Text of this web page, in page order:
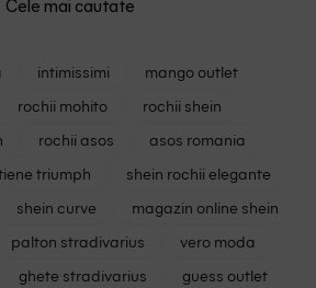
Cele mai cautate
intimissimi
mango outlet
rochii mohito
rochii shein
rochii asos
asos romania
triumph
shein rochii elegante
shein curve
magazin online shein
palton stradivarius
vero moda
ghete stradivarius
guess outlet